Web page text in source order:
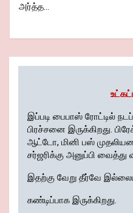
அர்த்த…
இப்படி பைபாஸ் ரோட்டில்
பிரச்சனை இருக்கிறது.
ஆட்டோ, மினி பஸ்
சர்ஜரிக்கு அனுப்பி வைத்து
இதற்கு வேறு தீர்வே
கண்டிப்பாக இருக்கிறது.